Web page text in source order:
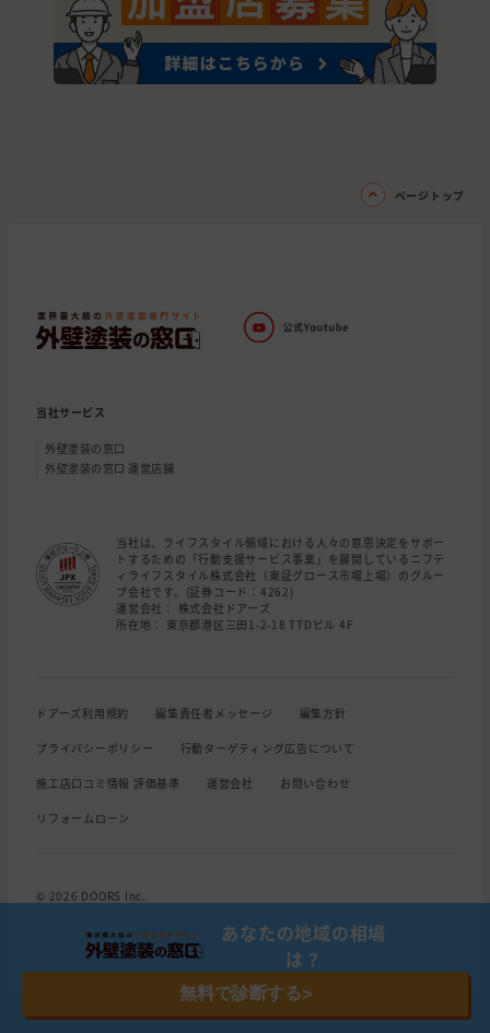
ページトップ
当社サービス
外壁塗装の窓口
外壁塗装の窓口 運営店舗
当社は、ライフスタイル領域における人々の意思決定をサポー
トするための「行動支援サービス事業」を展開しているニフテ
ィライフスタイル株式会社（東証グロース市場上場）のグルー
プ会社です。(証券コード：4262)
運営会社： 株式会社ドアーズ
所在地： 東京都港区三田1-2-18 TTDビル 4F
ドアーズ利用規約 編集責任者メッセージ 編集方針
プライバシーポリシー 行動ターゲティング広告について
施工店口コミ情報 評価基準 運営会社 お問い合わせ
リフォームローン
© 2026 DOORS Inc.
あなたの地域の相場
は？
無料で診断する>